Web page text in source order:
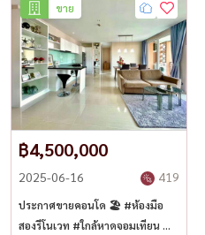
---
直接向业主发布分期付款公告
山顶塔 帕塔纳克山
⭐️首付只需20万泰铢！
面积 30 平方米，三楼，城市景观。
ขาย
฿4,500,000
2025-06-16 419
ประกาศขายคอนโด 🏖️ #ห้องมือ
สองรีโนเวท #ใกล้หาดจอมเทียน 🔥